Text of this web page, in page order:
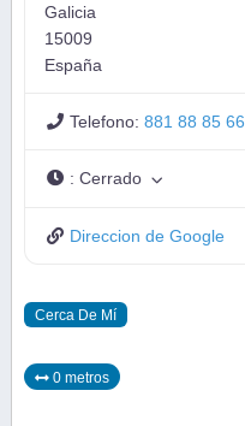
Galicia
15009
España
Telefono:881 88 85 66
:Cerrado
Direccion de Google
Cerca De Mí
0 metros